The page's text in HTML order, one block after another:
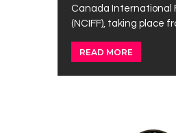
Canada International
(NCIFF), taking place
READ MORE